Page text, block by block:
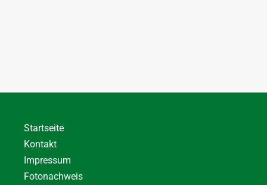
Startseite
Kontakt
Impressum
Fotonachweis